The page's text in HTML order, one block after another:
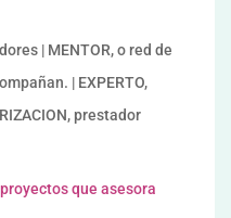
| MENTOR, o red de
| EXPERTO,
prestador
que asesora